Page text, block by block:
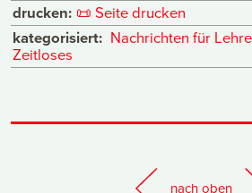
drucken: 📜 Seite drucken
kategorisiert: Nachrichten für
Zeitloses
nach oben